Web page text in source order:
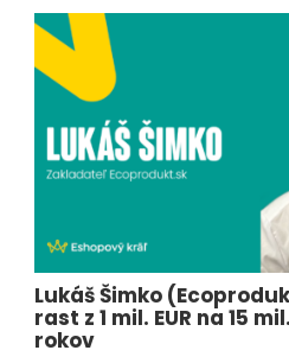
Lukáš Šimko
rast z 1 mil. EUR na 15
rokov